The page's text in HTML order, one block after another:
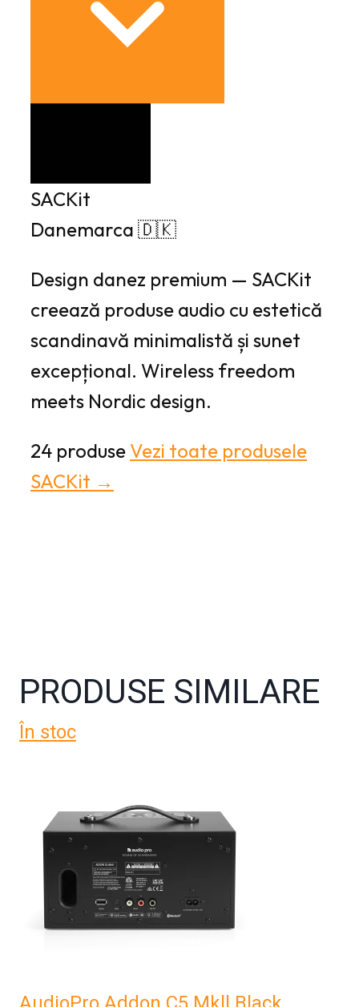
SACKit
Danemarca 🇩🇰
Design danez premium — SACKit
creează produse audio cu estetică
scandinavă minimalistă și sunet
excepțional. Wireless freedom
meets Nordic design.
24 produse Vezi toate produsele
SACKit →
PRODUSE SIMILARE
În stoc